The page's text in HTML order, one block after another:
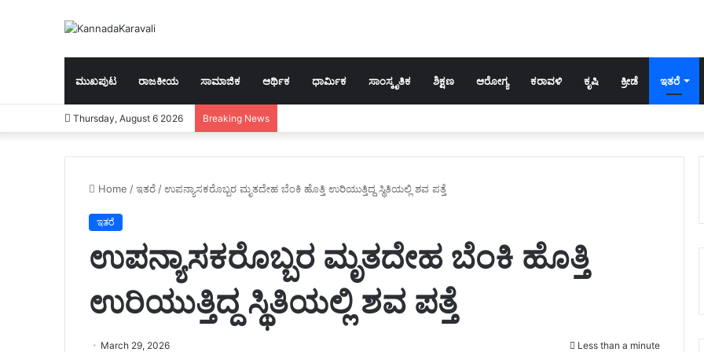
ಮುಖಪುಟ ರಾಜಕೀಯ ಸಾಮಾಜಿಕ ಆರ್ಥಿಕ ಧಾರ್ಮಿಕ ಸಾಂಸ್ಕೃತಿಕ ಶಿಕ್ಷಣ ಆರೋಗ್ಯ ಕರಾವಳಿ ಕೃಷಿ ಕ್ರೀಡೆ ಇತರೆ
Thursday, August 6 2026 Breaking News
Home / ಇತರೆ / ಉಪನ್ಯಾಸಕರೊಬ್ಬರ ಮೃತದೇಹ ಬೆಂಕಿ ಹೊತ್ತಿ ಉರಿಯುತ್ತಿದ್ದ ಸ್ಥಿತಿಯಲ್ಲಿ ಶವ ಪತ್ತೆ
ಇತರೆ
ಉಪನ್ಯಾಸಕರೊಬ್ಬರ ಮೃತದೇಹ ಬೆಂಕಿ ಹೊತ್ತಿ
ಉರಿಯುತ್ತಿದ್ದ ಸ್ಥಿತಿಯಲ್ಲಿ ಶವ ಪತ್ತೆ
March 29, 2026 Less than a minute